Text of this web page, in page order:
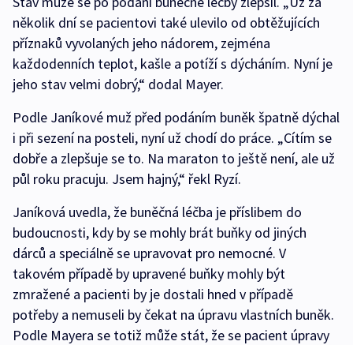
několik dní se pacientovi také ulevilo od obtěžujících
příznaků vyvolaných jeho nádorem, zejména
každodenních teplot, kašle a potíží s dýcháním. Nyní je
jeho stav velmi dobrý,“ dodal Mayer.
Podle Janíkové muž před podáním buněk špatně dýchal
i při sezení na posteli, nyní už chodí do práce. „Cítím se
dobře a zlepšuje se to. Na maraton to ještě není, ale už
půl roku pracuju. Jsem hajný,“ řekl Ryzí.
Janíková uvedla, že buněčná léčba je příslibem do
budoucnosti, kdy by se mohly brát buňky od jiných
dárců a speciálně se upravovat pro nemocné. V
takovém případě by upravené buňky mohly být
zmražené a pacienti by je dostali hned v případě
potřeby a nemuseli by čekat na úpravu vlastních buněk.
Podle Mayera se totiž může stát, že se pacient úpravy